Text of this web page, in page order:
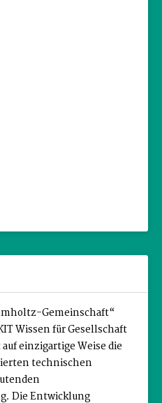
Gemeinschaft“
Wissen für Gesellschaft
einzigartige Weise die
technischen
Die Entwicklung